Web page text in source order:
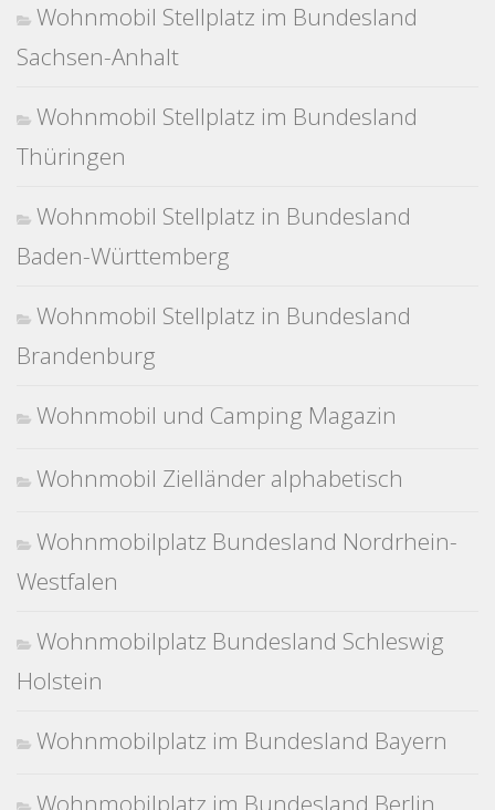
Wohnmobil Stellplatz im Bundesland
Sachsen-Anhalt
Wohnmobil Stellplatz im Bundesland
Thüringen
Wohnmobil Stellplatz in Bundesland
Baden-Württemberg
Wohnmobil Stellplatz in Bundesland
Brandenburg
Wohnmobil und Camping Magazin
Wohnmobil Zielländer alphabetisch
Wohnmobilplatz Bundesland Nordrhein-
Westfalen
Wohnmobilplatz Bundesland Schleswig
Holstein
Wohnmobilplatz im Bundesland Bayern
Wohnmobilplatz im Bundesland Berlin